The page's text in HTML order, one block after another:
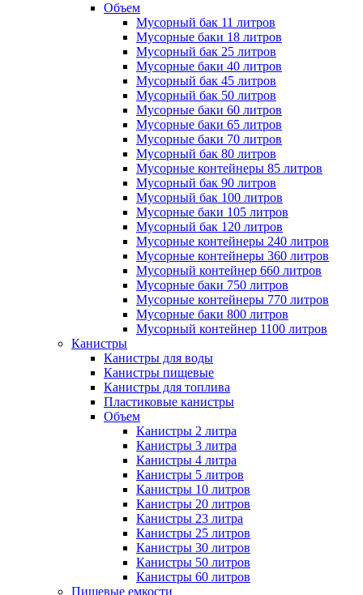
Объем
Мусорный бак 11 литров
Мусорные баки 18 литров
Мусорный бак 25 литров
Мусорные баки 40 литров
Мусорный бак 45 литров
Мусорный бак 50 литров
Мусорные баки 60 литров
Мусорные баки 65 литров
Мусорные баки 70 литров
Мусорный бак 80 литров
Мусорные контейнеры 85 литров
Мусорный бак 90 литров
Мусорный бак 100 литров
Мусорные баки 105 литров
Мусорный бак 120 литров
Мусорные контейнеры 240 литров
Мусорные контейнеры 360 литров
Мусорный контейнер 660 литров
Мусорные баки 750 литров
Мусорные контейнеры 770 литров
Мусорные баки 800 литров
Мусорный контейнер 1100 литров
Канистры
Канистры для воды
Канистры пищевые
Канистры для топлива
Пластиковые канистры
Объем
Канистры 2 литра
Канистры 3 литра
Канистры 4 литра
Канистры 5 литров
Канистры 10 литров
Канистры 20 литров
Канистры 23 литра
Канистры 25 литров
Канистры 30 литров
Канистры 50 литров
Канистры 60 литров
Пищевые емкости